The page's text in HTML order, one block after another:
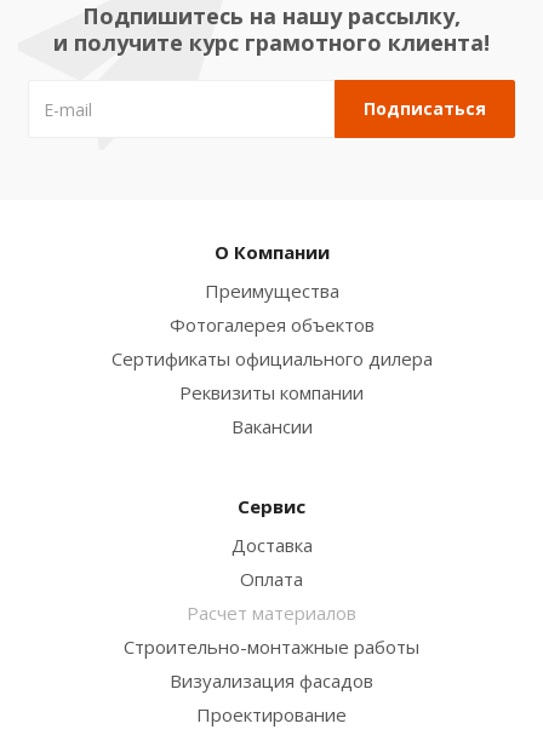
Подпишитесь на нашу рассылку,
и получите курс грамотного клиента!
О Компании
Преимущества
Фотогалерея объектов
Сертификаты официального дилера
Реквизиты компании
Вакансии
Сервис
Доставка
Оплата
Расчет материалов
Строительно-монтажные работы
Визуализация фасадов
Проектирование